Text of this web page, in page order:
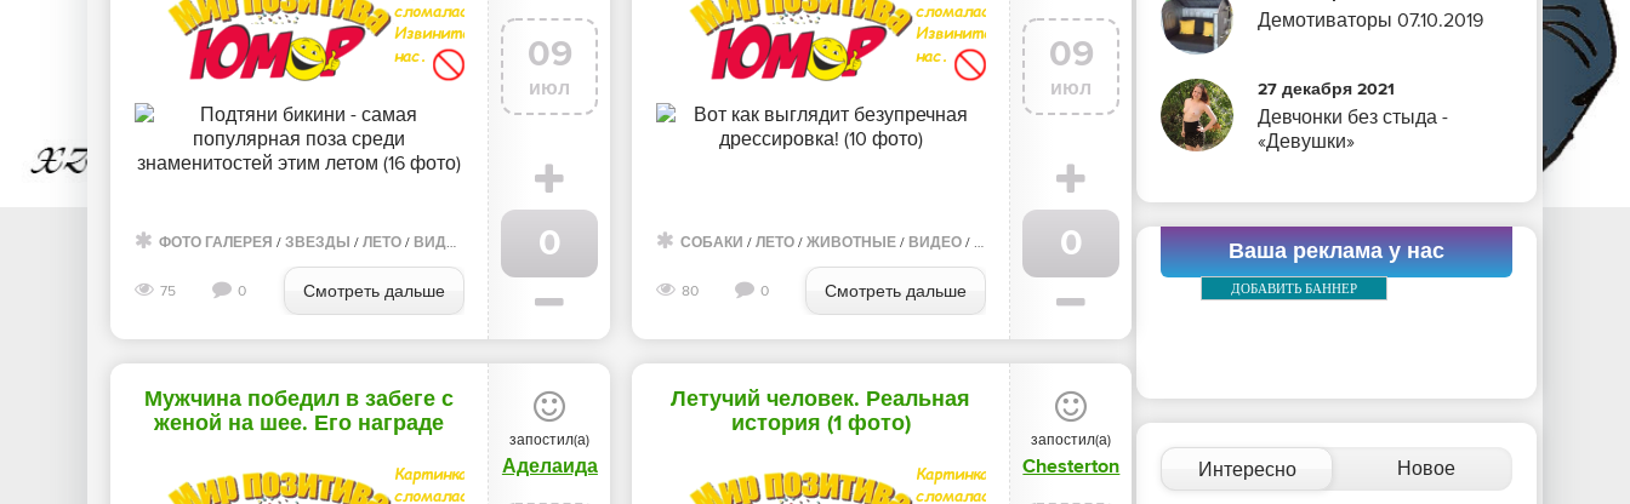
ФОТО ГАЛЕРЕЯ / ЗВЕЗДЫ / ЛЕТО/ ВИДЕО
75 0 Смотреть дальше
09
июл
0 СОБАКИ / ЛЕТО/ ЖИВОТНЫЕ/ ВИДЕО/ ФОТО ГАЛЕРЕЯ
80 0 Смотреть дальше
09
июл
0
Мужчина победил в забеге с
женой на шее. Его награде
запостил(а)
Аделаида
Летучий человек. Реальная
история (1 фото)
запостил(а)
Chesterton
Демотиваторы 07.10.2019
27 декабря 2021
Девчонки без стыда -
«Девушки»
Ваша реклама у нас
ДОБАВИТЬ БАННЕР
Интересно Новое